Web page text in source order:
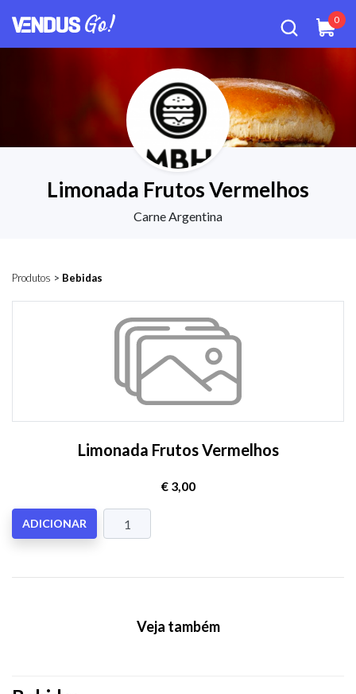
0
Limonada Frutos Vermelhos
Carne Argentina
Produtos > Bebidas
Limonada Frutos Vermelhos
€ 3,00
ADICIONAR
Veja também